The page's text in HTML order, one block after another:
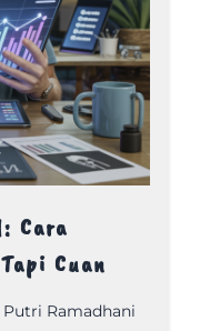
Cara
Cuan
Putri Ramadhani